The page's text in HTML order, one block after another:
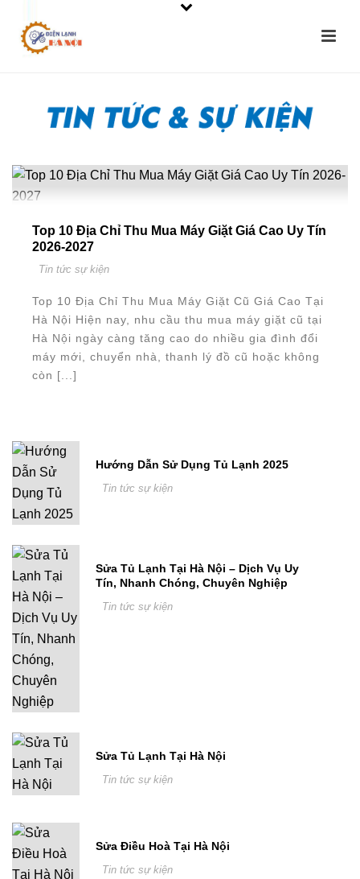
Top 10 Địa Chỉ Thu Mua Máy Giặt Giá Cao Uy Tín
2026-2027
Tin tức sự kiện
Top 10 Địa Chỉ Thu Mua Máy Giặt Cũ Giá Cao Tại
Hà Nội Hiện nay, nhu cầu thu mua máy giặt cũ tại
Hà Nội ngày càng tăng cao do nhiều gia đình đổi
máy mới, chuyển nhà, thanh lý đồ cũ hoặc không
còn [...]
Hướng Dẫn Sử Dụng Tủ Lạnh 2025
Tin tức sự kiện
Sửa Tủ Lạnh Tại Hà Nội – Dịch Vụ Uy
Tín, Nhanh Chóng, Chuyên Nghiệp
Tin tức sự kiện
Sửa Tủ Lạnh Tại Hà Nội
Tin tức sự kiện
Sửa Điều Hoà Tại Hà Nội
Tin tức sự kiện